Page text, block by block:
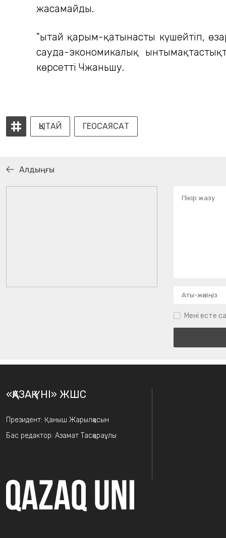
жасамайды.
"Қытай қарым-қатынасты күшейтіп,
сауда-экономикалық
көрсетті Чжаньшу.
ҚЫТАЙ ГЕОСАЯСАТ
Алдыңғы
Мені есте
«ҚАЗАҚ ҮНІ» ЖШС
Президент: Қаныш Жарылқасын
Бас редактор: Азамат Тасқараұлы